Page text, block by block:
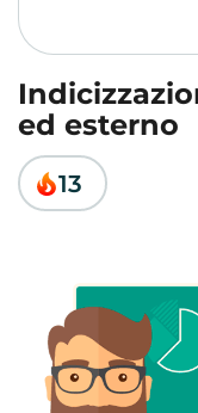
ed esterno
13